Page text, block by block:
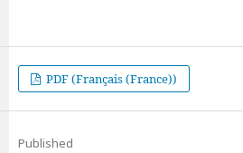
PDF (Français (France))
Published